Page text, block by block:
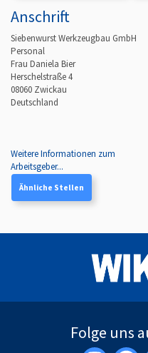
Anschrift
Siebenwurst Werkzeugbau GmbH
Personal
Frau Daniela Bier
Herschelstraße 4
08060 Zwickau
Deutschland
Weitere Informationen zum
Arbeitsgeber...
Ähnliche Stellen
Folge uns